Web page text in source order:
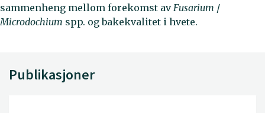
sammenheng mellom forekomst avFusarium /
Microdochium spp. og bakekvalitet i hvete.
Publikasjoner